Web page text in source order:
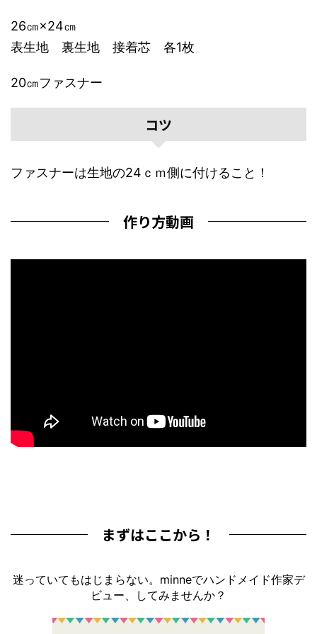
26㎝×24㎝
表生地 裏生地 接着芯 各1枚
20㎝ファスナー
コツ
ファスナーは生地の24ｃｍ側に付けること！
作り方動画
まずはここから！
迷っていてもはじまらない。minneでハンドメイド作家デ
ビュー、してみませんか？